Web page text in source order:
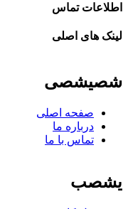
اطلاعات تماس
لینک های اصلی
شصیشصی
صفحه اصلی
درباره ما
تماس با ما
یشصب